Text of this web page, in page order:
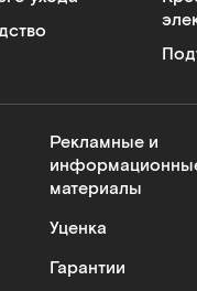
Рекламные и
материалы
Уценка
Гарантии